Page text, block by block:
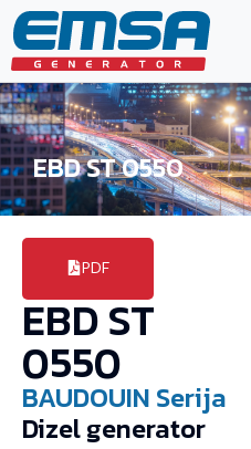
EBD ST 0550
PDF
EBD ST
0550
BAUDOUIN Serija
Dizel generator